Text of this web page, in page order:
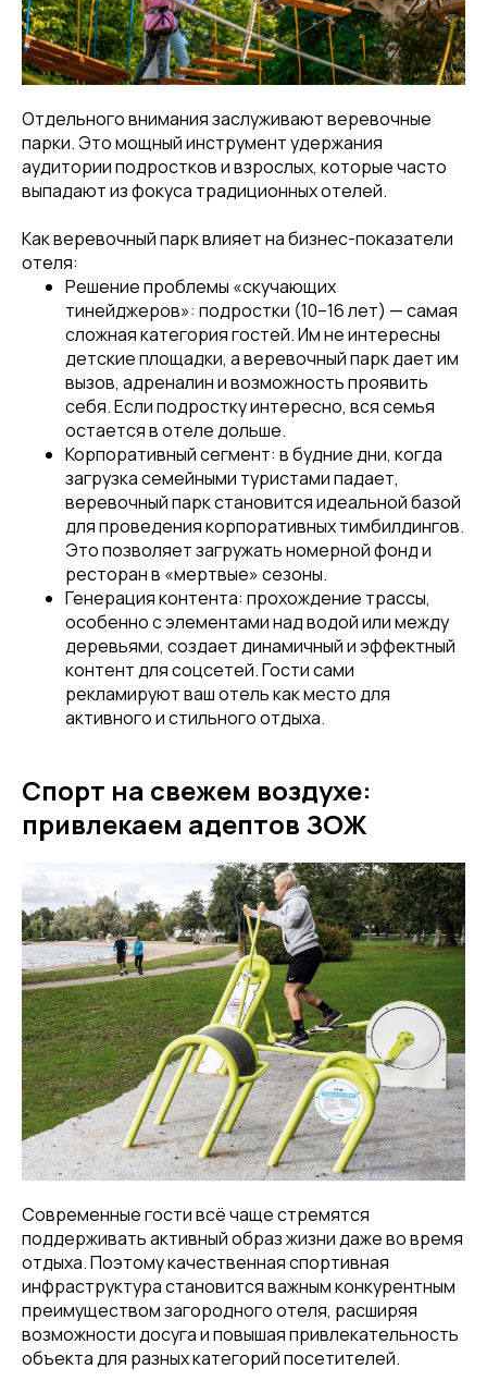
Отдельного внимания заслуживают веревочные
парки. Это мощный инструмент удержания
аудитории подростков и взрослых, которые часто
выпадают из фокуса традиционных отелей.
Как веревочный парк влияет на бизнес-показатели
отеля:
Решение проблемы «скучающих
тинейджеров»: подростки (10–16 лет) — самая
сложная категория гостей. Им не интересны
детские площадки, а веревочный парк дает им
вызов, адреналин и возможность проявить
себя. Если подростку интересно, вся семья
остается в отеле дольше.
Корпоративный сегмент: в будние дни, когда
загрузка семейными туристами падает,
веревочный парк становится идеальной базой
для проведения корпоративных тимбилдингов.
Это позволяет загружать номерной фонд и
ресторан в «мертвые» сезоны.
Генерация контента: прохождение трассы,
особенно с элементами над водой или между
деревьями, создает динамичный и эффектный
контент для соцсетей. Гости сами
рекламируют ваш отель как место для
активного и стильного отдыха.
Спорт на свежем воздухе:
привлекаем адептов ЗОЖ
Современные гости всё чаще стремятся
поддерживать активный образ жизни даже во время
отдыха. Поэтому качественная спортивная
инфраструктура становится важным конкурентным
преимуществом загородного отеля, расширяя
возможности досуга и повышая привлекательность
объекта для разных категорий посетителей.